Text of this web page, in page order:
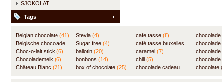
SJOKOLAT
Tags
Belgian chocolate (41)
Belgische chocolade
(84)
Choc-o-lait stick (6)
Chocolademelk (6)
Château Blanc (21)
Stevia (4)
Sugar free (4)
ballotin (20)
bonbons (14)
box of chocolate (25)
cafe tasse (8)
café tasse bruxelles
(8)
caramel (7)
chili (5)
chocolade cadeau
(7)
chocolate